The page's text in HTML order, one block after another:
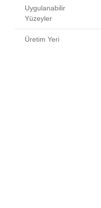
Uygulanabilir
Yüzeyler
Üretim Yeri